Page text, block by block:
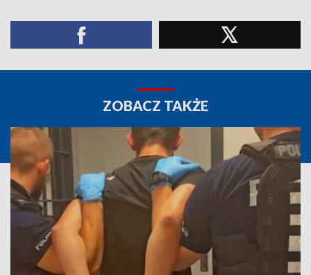
ZOBACZ TAKŻE